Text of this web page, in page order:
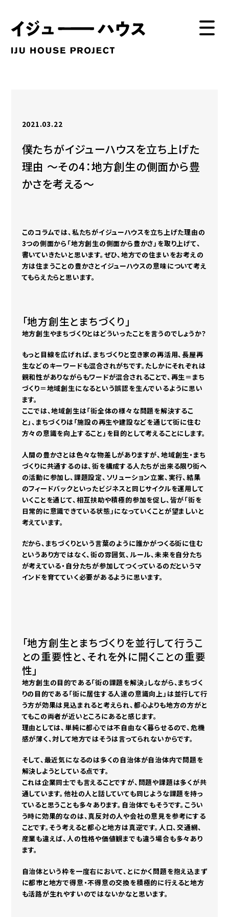
2021.03.22
僕たちがイジューハウスを立ち上げた
理由 〜その4：地方創生の側面から豊
かさを考える〜
このコラムでは、私たちがイジューハウスを立ち上げた理由の
3つの側面から「地方創生の側面から豊かさ」を取り上げて、
書いていきたいと思います。ぜひ、地方での住まいをお考えの
方は住まうことの豊かさとイジューハウスの意味について考え
てもらえたらと思います。
「地方創生とまちづくり」
地方創生やまちづくりとはどういったことを言うのでしょうか？
もっと目線を広げれば、まちづくりと空き家の再活用、長屋再
生などのキーワードも混合されがちです。たしかにそれぞれは
親和性がありながらもワードが混合されることで、再生＝まち
づくり＝地域創生になるという誤認を生んでいるように思い
ます。
ここでは、地域創生は「街全体の様々な問題を解決するこ
と」、まちづくりは「施設の再生や建設などを通じて街に住む
方々の意識を向上すること」を目的として考えることにします。
人間の豊かさとは色々な物差しがありますが、地域創生・まち
づくりに共通するのは、街を構成する人たちが出来る限り街へ
の活動に参加し、課題設定、ソリューション立案、実行、結果
のフィードバックといったビジネスと同じサイクルを運用して
いくことを通じて、相互扶助や積極的参加を促し、皆が「街を
日常的に意識できている状態」になっていくことが望ましいと
考えています。
だから、まちづくりという言葉のように誰かがつくる街に住む
というあり方ではなく、街の雰囲気、ルール、未来を自分たち
が考えている・自分たちが参加してつくっているのだというマ
インドを育てていく必要があるように思います。
「地方創生とまちづくりを並行して行うこ
との重要性と、それを外に開くことの重要
性」
地方創生の目的である「街の課題を解決」しながら、まちづく
りの目的である「街に居住する人達の意識向上」は並行して行
う方が効果は見込まれると考えられ、都心よりも地方の方がと
てもこの両者が近いところにあると感じます。
理由としては、単純に都心では不自由なく暮らせるので、危機
感が薄く、対して地方ではそうは言ってられないからです。
そして、最近気になるのは多くの自治体が自治体内で問題を
解決しようとしている点です。
これは企業同士でも言えることですが、問題や課題は多くが共
通しています。他社の人と話していても同じような課題を持っ
ていると思うことも多々あります。自治体でもそうです。こうい
う時に効果的なのは、真反対の人や会社の意見を参考にする
ことです。そう考えると都心と地方は真逆です。人口、交通網、
産業も違えば、人の性格や価値観までも違う場合も多々あり
ます。
自治体という枠を一度右において、とにかく問題を抱え込まず
に都市と地方で得意・不得意の交換を積極的に行えると地方
も活路が生れやすいのではないかなと思います。